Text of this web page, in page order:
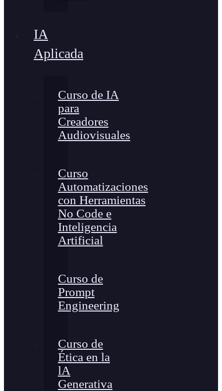
IA
Aplicada
Curso de IA
para
Creadores
Audiovisuales
Curso
Automatizaciones
con Herramientas
No Code e
Inteligencia
Artificial
Curso de
Prompt
Engineering
Curso de
Ética en la
lA
Generativa